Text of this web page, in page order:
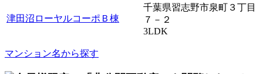
津田沼ローヤルコーポＢ棟
千葉県習志野市泉町３丁目
７－２
3LDK
マンション名から探す